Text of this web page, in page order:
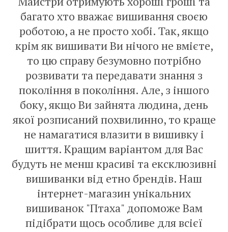
багато хто вважає вишивання своєю
роботою, а не просто хобі. Так, якщо
крім як вишивати Ви нічого не вмієте,
то цю справу безумовно потрібно
розвивати та передавати знання з
покоління в покоління. Але, з іншого
боку, якщо Ви зайнята людина, день
якої розписаний похвилинно, то краще
не намагатися влазити в вишивку і
шиття. Кращим варіантом для Вас
будуть не менш красиві та ексклюзивні
вишиванки від етно брендів. Наш
інтернет-магазин унікальних
вишиванок "Птаха" допоможе Вам
підібрати щось особливе для всієї